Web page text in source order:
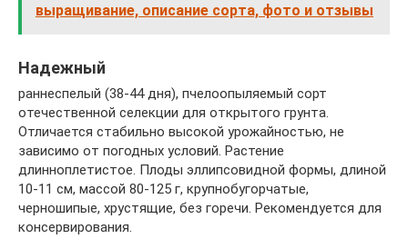
выращивание, описание сорта, фото и отзывы
Надежный
раннеспелый (38-44 дня), пчелоопыляемый сорт
отечественной селекции для открытого грунта.
Отличается стабильно высокой урожайностью, не
зависимо от погодных условий. Растение
длинноплетистое. Плоды эллипсовидной формы, длиной
10-11 см, массой 80-125 г, крупнобугорчатые,
черношипые, хрустящие, без горечи. Рекомендуется для
консервирования.